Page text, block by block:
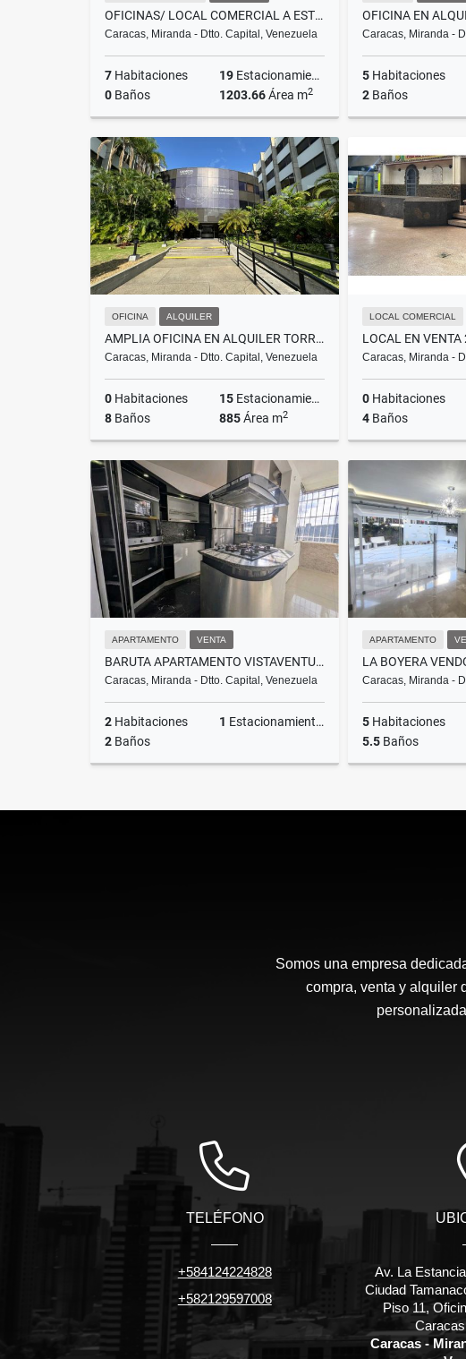
OFICINAS/ LOCAL COMERCIAL A ESTRENAR EN BOLEÍTA NORTE.1203,66 M2
Caracas, Miranda - Dtto. Capital, Venezuela
7 Habitaciones 19 Estacionamientos
0 Baños 1203.66Área m2
Venta
US$962,928
Alquiler
US$7,221
Caracas, Miranda -
5 Habitaciones
2 Baños
OFICINA ALQUILER
AMPLIA OFICINA EN ALQUILER TORRE CORPORATIVA LOS RUICES 885M2
Caracas, Miranda - Dtto. Capital, Venezuela
0 Habitaciones 15 Estacionamientos
8 Baños 885Área m2
Alquiler
US$7,080
LOCAL COMERCIAL
LOCAL EN
Caracas, Miranda -
0 Habitaciones
4 Baños
APARTAMENTO VENTA
BARUTA APARTAMENTO VISTAVENTURA EN VENTA 2H2B1P 62M2 REMODELADO
Caracas, Miranda - Dtto. Capital, Venezuela
2 Habitaciones 1 Estacionamientos
2 Baños
US$55,000
APARTAMENTO
Caracas, Miranda -
5 Habitaciones
5.5 Baños
Somos una empresa
compra, venta y alquiler
TELÉFONO
+584124224828
+582129597008
Av. La
Ciudad
Piso 11,
Caracas -